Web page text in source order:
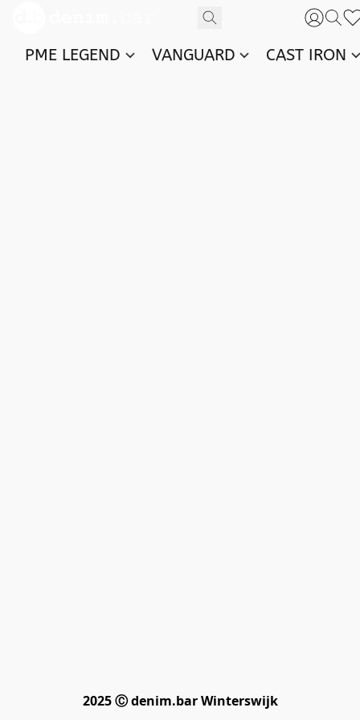
PME LEGEND VANGUARD CAST IRON
2025 Ⓒ denim.bar Winterswijk